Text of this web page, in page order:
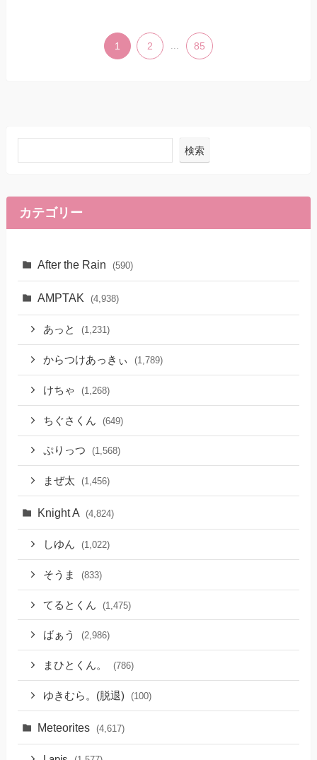
1 2 ... 85
検索
カテゴリー
After the Rain (590)
AMPTAK (4,938)
あっと (1,231)
からつけあっきぃ (1,789)
けちゃ (1,268)
ちぐさくん (649)
ぷりっつ (1,568)
まぜ太 (1,456)
Knight A (4,824)
しゆん (1,022)
そうま (833)
てるとくん (1,475)
ばぁう (2,986)
まひとくん。 (786)
ゆきむら。(脱退) (100)
Meteorites (4,617)